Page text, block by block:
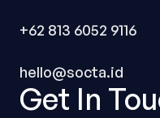
+62 813 6052 9116
hello@socta.id
Get In